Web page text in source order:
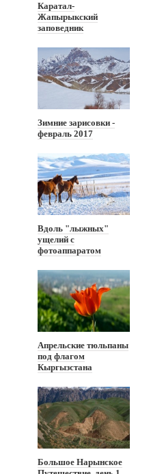
Каратал-
Жапырыкский
заповедник
Зимние зарисовки -
февраль 2017
Вдоль "лыжных"
ущелий с
фотоаппаратом
Апрельские тюльпаны
под флагом
Кыргызстана
Большое Нарынское